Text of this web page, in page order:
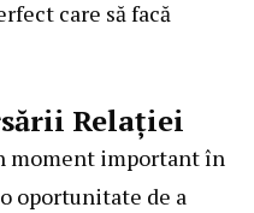
care să facă
Relației
moment important în
oportunitate de a